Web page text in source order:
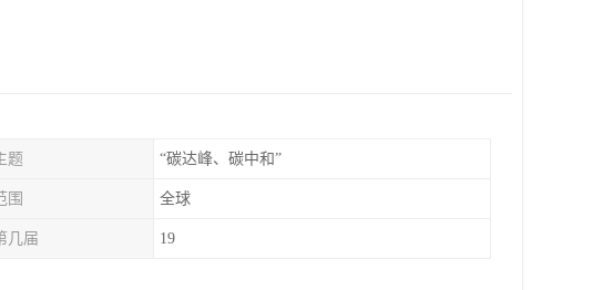
题 “碳达峰、碳中和”
围 全球
几届 19